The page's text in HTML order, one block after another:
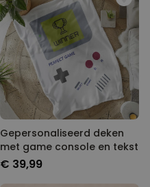
Gepersonaliseerd deken
met game console en tekst
€ 39,99